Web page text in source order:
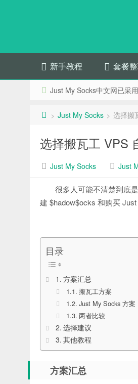
新手教程 套餐
Just My Socks中文网已采
> Just My Socks > 选择搬
选择搬瓦工 VPS
Just My Socks Just
很多人可能不清楚到底
建 $hadow$ocks 和购买
目录
方案汇总
搬瓦工方案
Just My Socks 方案
两者比较
选择建议
其他教程
方案汇总